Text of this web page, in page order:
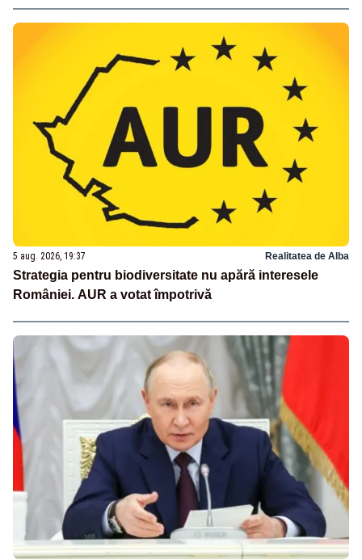
5 aug. 2026, 19:37 Realitatea de Alba
Strategia pentru biodiversitate nu apără interesele
României. AUR a votat împotrivă